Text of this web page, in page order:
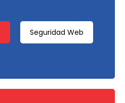
Seguridad Web